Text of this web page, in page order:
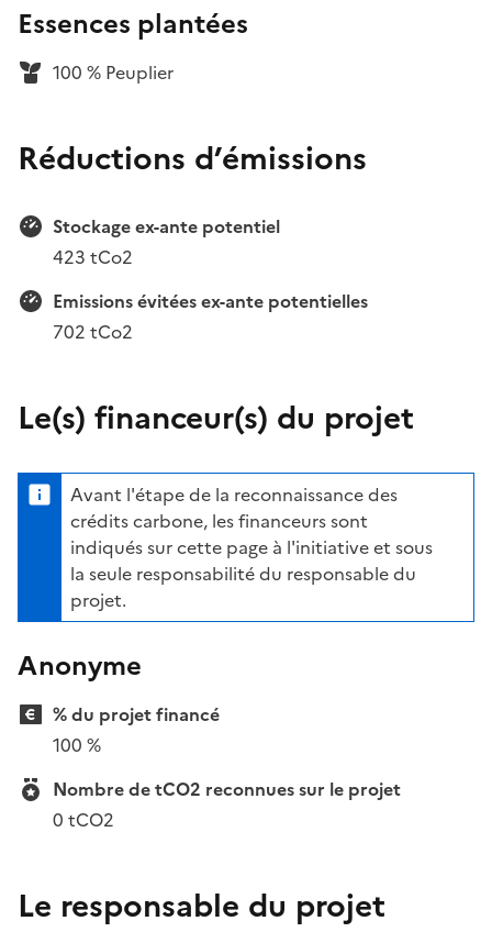
Essences plantées
100 % Peuplier
Réductions d’émissions
Stockage ex-ante potentiel
423 tCo2
Emissions évitées ex-ante potentielles
702 tCo2
Le(s) financeur(s) du projet
Avant l'étape de la reconnaissance des
crédits carbone, les financeurs sont
indiqués sur cette page à l'initiative et sous
la seule responsabilité du responsable du
projet.
Anonyme
% du projet financé
100 %
Nombre de tCO2 reconnues sur le projet
0 tCO2
Le responsable du projet